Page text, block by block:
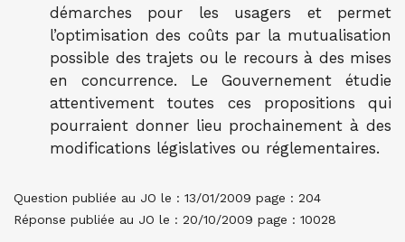
démarches pour les usagers et permet
l’optimisation des coûts par la mutualisation
possible des trajets ou le recours à des mises
en concurrence. Le Gouvernement étudie
attentivement toutes ces propositions qui
pourraient donner lieu prochainement à des
modifications législatives ou réglementaires.
Question publiée au JO le : 13/01/2009 page : 204
Réponse publiée au JO le : 20/10/2009 page : 10028